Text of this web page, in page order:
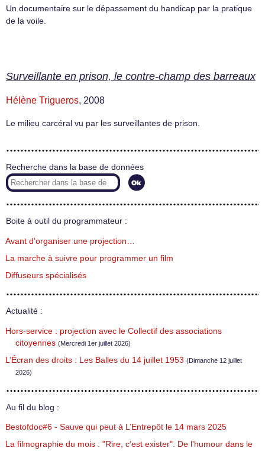
Un documentaire sur le dépassement du handicap par la pratique
de la voile.
Surveillante en prison, le contre-champ des barreaux
Hélène Trigueros, 2008
Le milieu carcéral vu par les surveillantes de prison.
Recherche dans la base de données
Boite à outil du programmateur :
Avant d’organiser une projection…
La marche à suivre pour programmer un film
Diffuseurs spécialisés
Actualité :
Hors-service : projection avec le Collectif des associations
citoyennes (Mercredi 1er juillet 2026)
L’Écran des droits : Les Balles du 14 juillet 1953 (Dimanche 12 juillet
2026)
Au fil du blog :
Bestofdoc#6 - Sauve qui peut à L’Entrepôt le 14 mars 2025
La filmographie du mois : "Rire, c’est exister". De l’humour dans le